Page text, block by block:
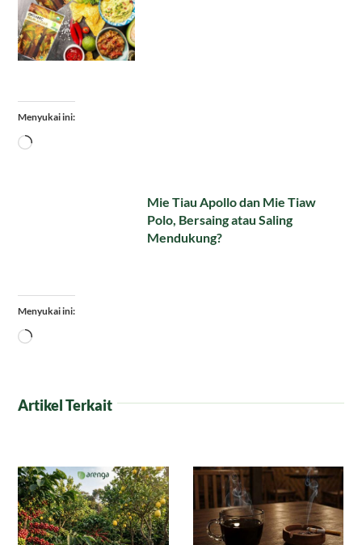
Menyukai ini:
Memuat...
Mie Tiau Apollo dan Mie Tiaw
Polo, Bersaing atau Saling
Mendukung?
Menyukai ini:
Memuat...
Artikel Terkait